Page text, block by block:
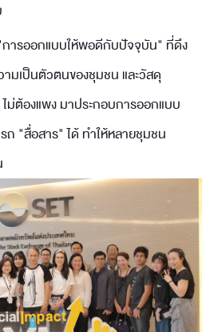
"การออกแบบให้พอดีกับปัจจุบัน" ที่ดึง
มเป็นตัวตนของชุมชน และวัสดุ
ม่ต้องแพง มาประกอบการออกแบบ
ถ "สื่อสาร" ได้ ทำให้หลายชุมชน